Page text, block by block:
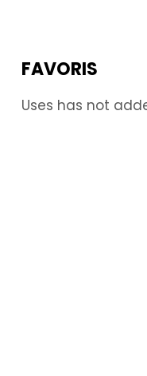
FAVORIS
Uses has not